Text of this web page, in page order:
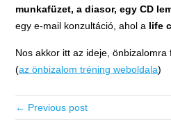
munkafüzet, a diasor, egy CD
egy e-mail konzultáció, ahol a life
Nos akkor itt az ideje,
(az önbizalom tréning weboldala)
← Previous post